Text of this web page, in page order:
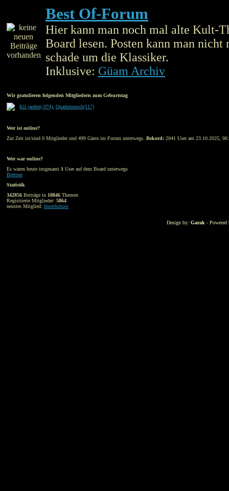
Best Of-Forum
Hier kann man noch mal alte Kult-
Board lesen. Posten kann man nicht
schade um die Klassiker.
Inklusive: Güam Archiv
Wir gratulieren folgenden Mitgliedern zum Geburtstag
Kil jaeden(-974) Quarkmensch(117)
Wer ist online?
Zur Zeit ist/sind 0 Mitglieder und 499 Gäste im Forum unterwegs. Rekord: 2041 User am 23.10.2025,
Wer war online?
Es waren heute insgesamt 1 User auf dem Board unterwegs
Bretone
Statistik
342856 Beiträge in 18846 Themen
Registrierte Mitglieder: 5864
neustes Mitglied: hnorthshoes
Design by:Garak -